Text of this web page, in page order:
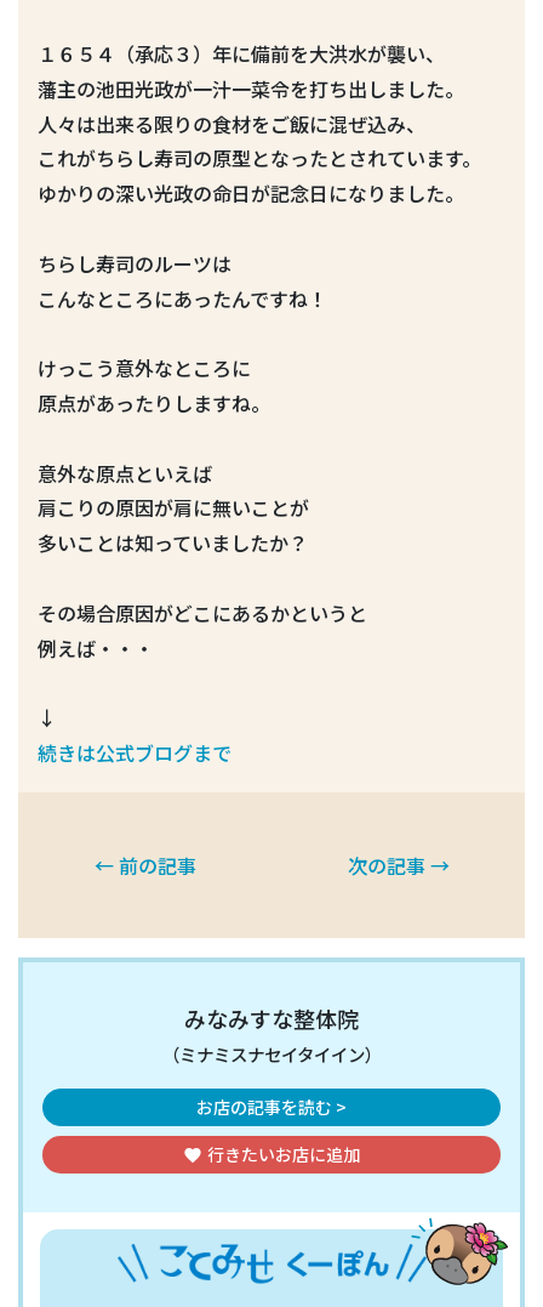
１６５４（承応３）年に備前を大洪水が襲い、
藩主の池田光政が一汁一菜令を打ち出しました。
人々は出来る限りの食材をご飯に混ぜ込み、
これがちらし寿司の原型となったとされています。
ゆかりの深い光政の命日が記念日になりました。
ちらし寿司のルーツは
こんなところにあったんですね！
けっこう意外なところに
原点があったりしますね。
意外な原点といえば
肩こりの原因が肩に無いことが
多いことは知っていましたか？
その場合原因がどこにあるかというと
例えば・・・
↓
続きは公式ブログまで
← 前の記事 次の記事 →
みなみすな整体院
（ミナミスナセイタイイン）
お店の記事を読む >
favorite 行きたいお店に追加